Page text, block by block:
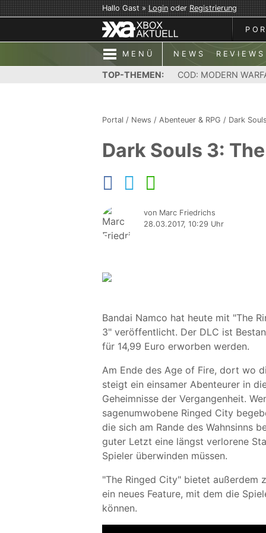
Hallo Gast »LoginoderRegistrierung
MENÜ NEWS REVIEWS
TOP-THEMEN: COD: MODERN
Portal / News / Abenteuer & RPG / Dark
Dark Souls 3:
von Marc Friedrichs
28.03.2017, 10:29 Uhr
Bandai Namco hat heute mit "The
3" veröffentlicht. Der DLC ist
für 14,99 Euro erworben werden.
Am Ende des Age of Fire, dort wo
steigt ein einsamer Abenteurer in
Geheimnisse der Vergangenheit.
sagenumwobene Ringed City
die sich am Rande des Wahnsinns
guter Letzt eine längst verlorene
Spieler überwinden müssen.
"The Ringed City" bietet außerdem
ein neues Feature, mit dem die
können.